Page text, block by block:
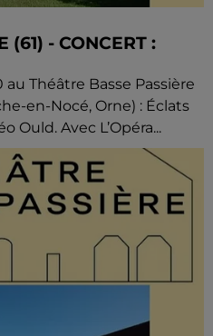
(61) - CONCERT :
Théâtre Basse Passière
en-Nocé, Orne) : Éclats
Ould. Avec L’Opéra...